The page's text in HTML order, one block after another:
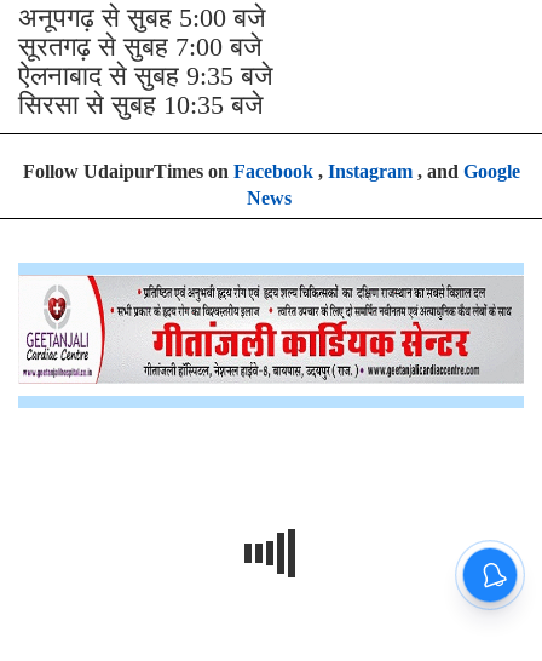
अनूपगढ़ से सुबह 5:00 बजे
सूरतगढ़ से सुबह 7:00 बजे
ऐलनाबाद से सुबह 9:35 बजे
सिरसा से सुबह 10:35 बजे
Follow UdaipurTimes on Facebook, Instagram, and Google
News